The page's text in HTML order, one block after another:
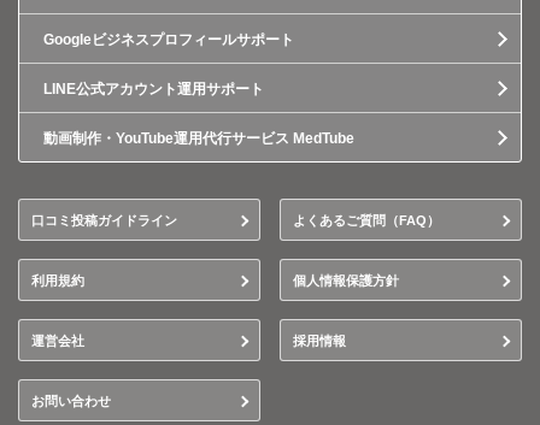
Googleビジネスプロフィールサポート
LINE公式アカウント運用サポート
動画制作・YouTube運用代行サービス MedTube
口コミ投稿ガイドライン よくあるご質問（FAQ）
利用規約 個人情報保護方針
運営会社 採用情報
お問い合わせ